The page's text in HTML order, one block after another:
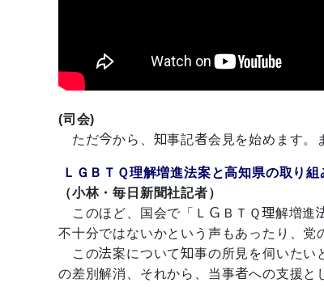
(司会)
ただ今から、知事記者会見を始めます。
ＬＧＢＴＱ理解増進法案と高知県の取り組
（小林・毎日新聞社記者）
このほど、国会で「ＬＧＢＴＱ理解増進
不十分ではないかという声もあったり、党
この法案について知事の所見を伺いたい
の差別解消、それから、当事者への支援と